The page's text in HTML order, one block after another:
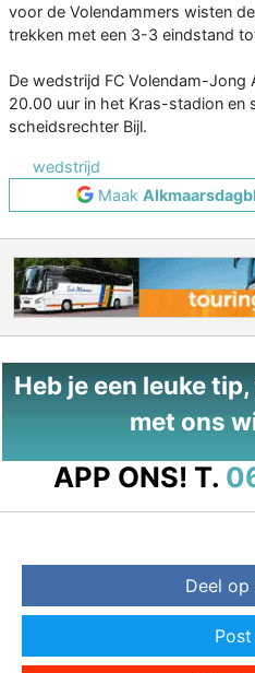
voor de Volendammers wisten
trekken met een 3-3 eindstand
De wedstrijd FC Volendam-Jong
20.00 uur in het Kras-stadion en
scheidsrechter Bijl.
wedstrijd
Maak
Heb je een leuke
met ons
APP ONS! T.
Deel op